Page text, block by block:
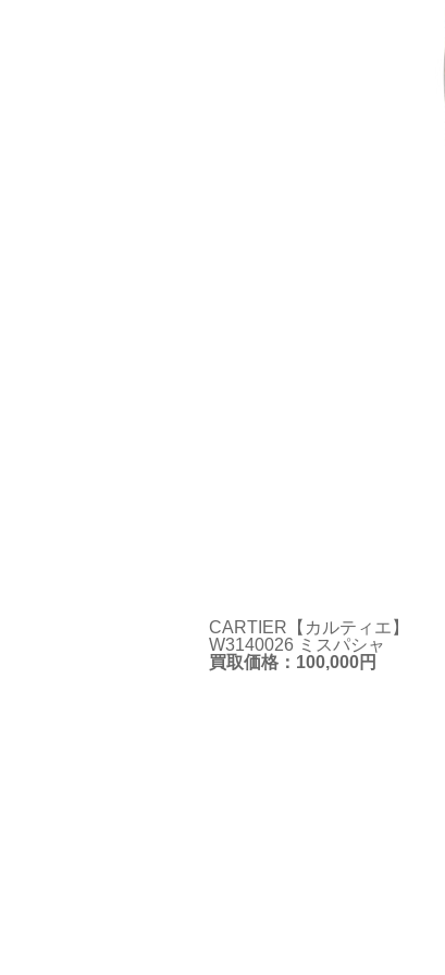
CARTIER【カルティエ】
W3140026 ミスパシャ
買取価格：100,000円